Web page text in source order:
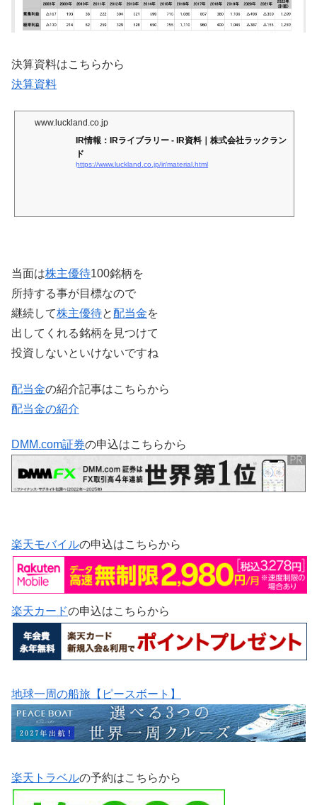
決算資料はこちらから
決算資料
www.luckland.co.jp
IR情報：IRライブラリー - IR資料｜株式会社ラックラン
ド
https://www.luckland.co.jp/ir/material.html
当面は株主優待100銘柄を
所持する事が目標なので
継続して株主優待と配当金を
出してくれる銘柄を見つけて
投資しないといけないですね
配当金の紹介記事はこちらから
配当金の紹介
DMM.com証券の申込はこちらから
楽天モバイルの申込はこちらから
楽天カードの申込はこちらから
地球一周の船旅【ピースボート】
楽天トラベルの予約はこちらから